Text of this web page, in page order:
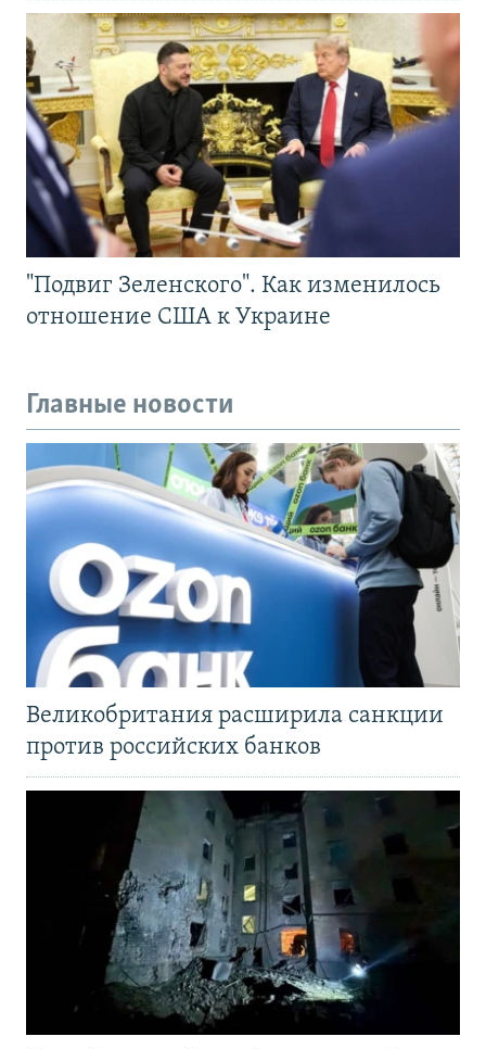
"Подвиг Зеленского". Как изменилось
отношение США к Украине
Главные новости
Великобритания расширила санкции
против российских банков